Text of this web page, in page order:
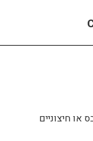
או חיצוניים